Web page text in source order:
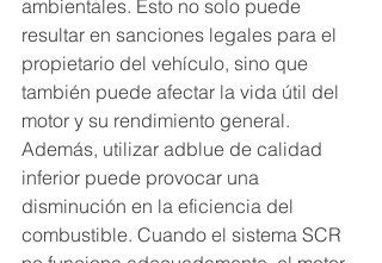
ambientales. Esto no solo puede
resultar en sanciones legales para el
propietario del vehículo, sino que
también puede afectar la vida útil del
motor y su rendimiento general.
Además, utilizar adblue de calidad
inferior puede provocar una
disminución en la eficiencia del
combustible. Cuando el sistema SCR